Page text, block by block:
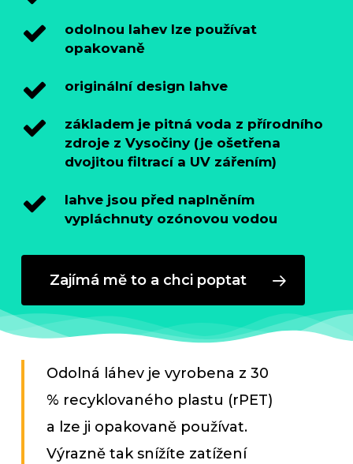
odolnou lahev lze používat
opakovaně
originální design lahve
základem je pitná voda z přírodního
zdroje z Vysočiny (je ošetřena
dvojitou filtrací a UV zářením)
lahve jsou před naplněním
vypláchnuty ozónovou vodou
Zajímá mě to a chci poptat
Odolná láhev je vyrobena z 30
% recyklovaného plastu (rPET)
a lze ji opakovaně používat.
Výrazně tak snížíte zatížení